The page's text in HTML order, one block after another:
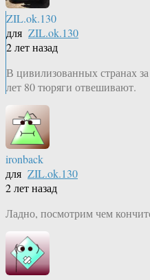
ZIL.ok.130
для ZIL.ok.130
2 лет назад
В цивилизованных странах
лет 80 тюряги отвешивают.
ironback
для ZIL.ok.130
2 лет назад
Ладно, посмотрим чем